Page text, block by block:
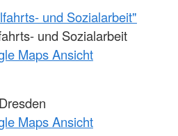
und Sozialarbeit"
und Sozialarbeit
Maps Ansicht
Maps Ansicht